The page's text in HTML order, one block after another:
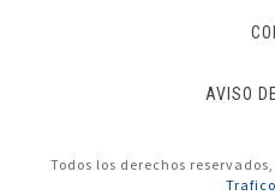
AVISO
Todos los derechos